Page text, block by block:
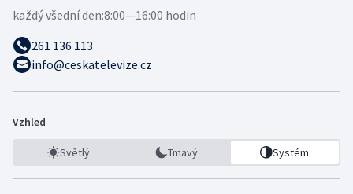
každý všední den:8:00—16:00 hodin
261 136 113
info@ceskatelevize.cz
Vzhled
Světlý Tmavý Systém